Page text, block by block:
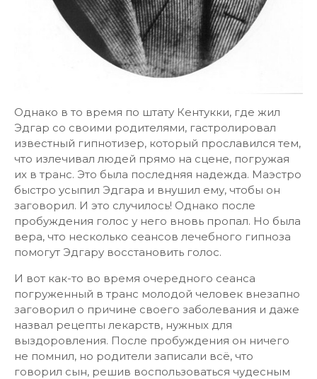
Однако в то время по штату Кентукки, где жил
Эдгар со своими родителями, гастролировал
известный гипнотизер, который прославился тем,
что излечивал людей прямо на сцене, погружая
их в транс. Это была последняя надежда. Маэстро
быстро усыпил Эдгара и внушил ему, чтобы он
заговорил. И это случилось! Однако после
пробуждения голос у него вновь пропал. Но была
вера, что несколько сеансов лечебного гипноза
помогут Эдгару восстановить голос.
И вот как-то во время очередного сеанса
погруженный в транс молодой человек внезапно
заговорил о причине своего заболевания и даже
назвал рецепты лекарств, нужных для
выздоровления. После пробуждения он ничего
не помнил, но родители записали всё, что
говорил сын, решив воспользоваться чудесным